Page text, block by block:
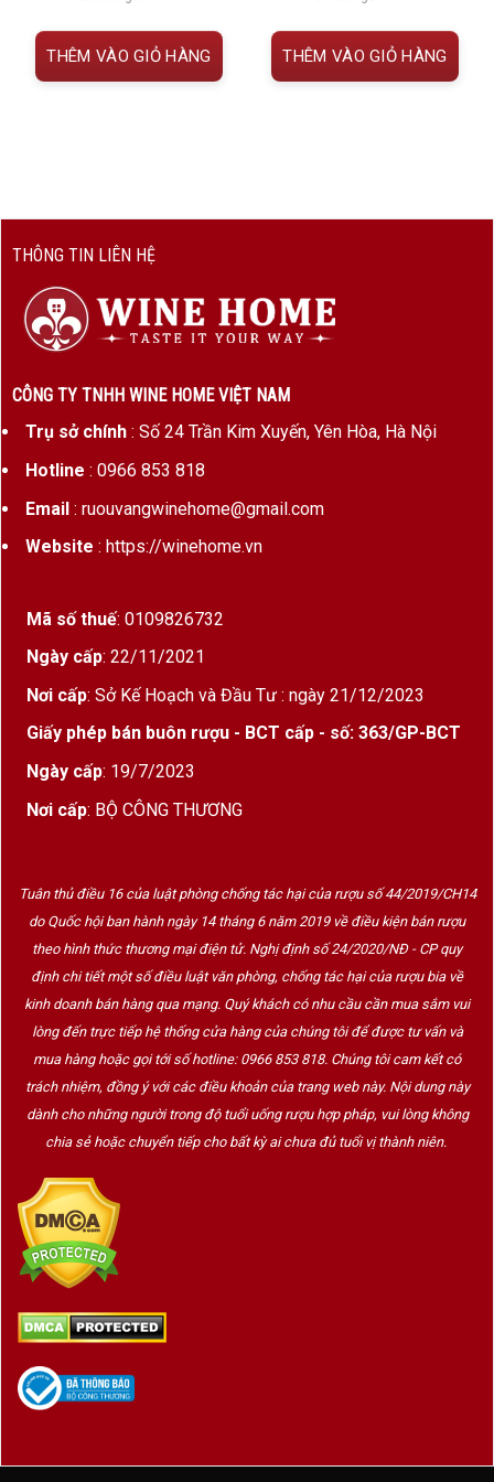
2. Đặc điểm hương vị
Màu sắc:Nâu hổ phách trong suốt, ánh đồng
Vị bia:Ngọt nhẹ lúc đầu, cân bằng giữa vị trái
cây và đắng nhẹ ở hậu
Cấu trúc:
uống nhưng vẫn có chiều sâu
dài dễ chịu
3. Vì sao nên chọn Chimay Đỏ?
Là dòng biaTrappist lâu đời nhất
sưu tập Chimay
phù hợp người mới làm quen bia tu viện
Được sản xuất hoàn toàn trong tu viện, theo
quy định Trappist nghiêm ngặt
Thích hợp kết hợp món ăn – từ phô mai Bỉ, thịt
nguội, tới các món Âu
Phù hợp làm quà tặng cho người sành bia hoặc
4. Thưởng thức đúng cách
Ướp lạnh nhẹ từ 8–10°C để dậy hương
Dùng ly tulip để cảm nhận lớp bọt và aroma
đặc trưng
Kết hợp với phô mai Chimay, xúc xích hun khói,
thịt nguội hoặc chocolate đen
Có thể để ủ thêm vài năm nếu bảo quản
đúng cách – tăng chiều sâu
5. Ai nên chọn bia Chimay Đỏ 7%?
và dễ cảm nhận
Người mới bắt đầu khám phá dòng
THÊM VÀO GIỎ HÀNG THÊM VÀO GIỎ HÀNG
THÔNG TIN LIÊN HỆ
CÔNG TY TNHH WINE HOME VIỆT NAM
Trụ sở chính: Số 24 Trần Kim Xuyến, Yên Hòa, Hà Nội
Hotline : 0966 853 818
Email: ruouvangwinehome@gmail.com
Website : https://winehome.vn
Mã số thuế: 0109826732
Ngày cấp: 22/11/2021
Nơi cấp: Sở Kế Hoạch và Đầu Tư : ngày 21/12/2023
Giấy phép bán buôn rượu - BCT cấp - số: 363/GP-BCT
Ngày cấp: 19/7/2023
Nơi cấp: BỘ CÔNG THƯƠNG
Tuân thủ điều 16 của luật phòng chống tác hại của rượu số 44/2019/CH14
do Quốc hội ban hành ngày 14 tháng 6 năm 2019 về điều kiện bán rượu
theo hình thức thương mại điện tử. Nghị định số 24/2020/NĐ - CP quy
định chi tiết một số điều luật văn phòng, chống tác hại của rượu bia về
kinh doanh bán hàng qua mạng. Quý khách có nhu cầu cần mua sắm vui
lòng đến trực tiếp hệ thống cửa hàng của chúng tôi để được tư vấn và
mua hàng hoặc gọi tới số hotline: 0966 853 818. Chúng tôi cam kết có
trách nhiệm, đồng ý với các điều khoản của trang web này. Nội dung này
dành cho những người trong độ tuổi uống rượu hợp pháp, vui lòng không
chia sẻ hoặc chuyển tiếp cho bất kỳ ai chưa đủ tuổi vị thành niên.